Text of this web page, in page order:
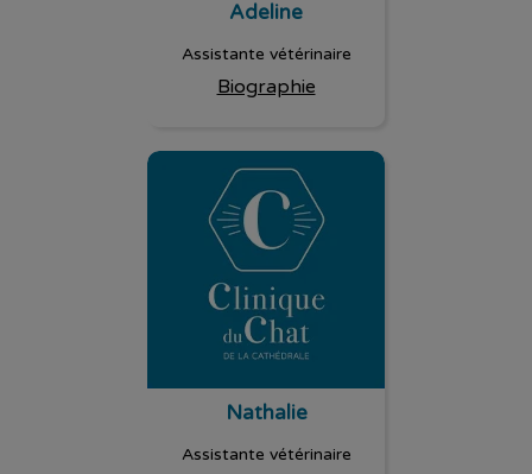
Adeline
Assistante vétérinaire
Biographie
Nathalie
Nathalie
Assistante vétérinaire